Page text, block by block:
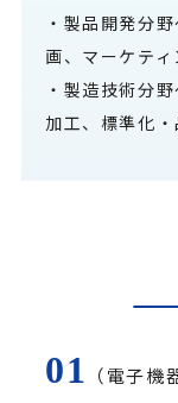
・製品開発分
画、マーケテ
・製造技術分
加工、標準化
（電子機